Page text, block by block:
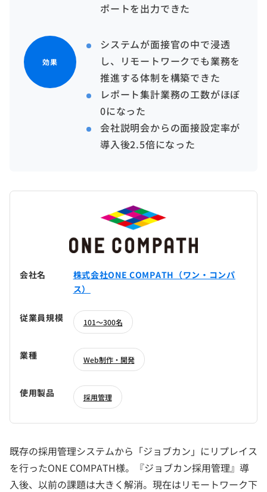
ポートを出力できた
効果
システムが面接官の中で浸透
し、リモートワークでも業務を
推進する体制を構築できた
レポート集計業務の工数がほぼ
0になった
会社説明会からの面接設定率が
導入後2.5倍になった
会社名
株式会社ONE COMPATH（ワン・コンパ
ス）
従業員規模 101～300名
業種 Web制作・開発
使用製品 採用管理
既存の採用管理システムから「ジョブカン」にリプレイス
を行ったONE COMPATH様。『ジョブカン採用管理』導
入後、以前の課題は大きく解消。現在はリモートワーク下